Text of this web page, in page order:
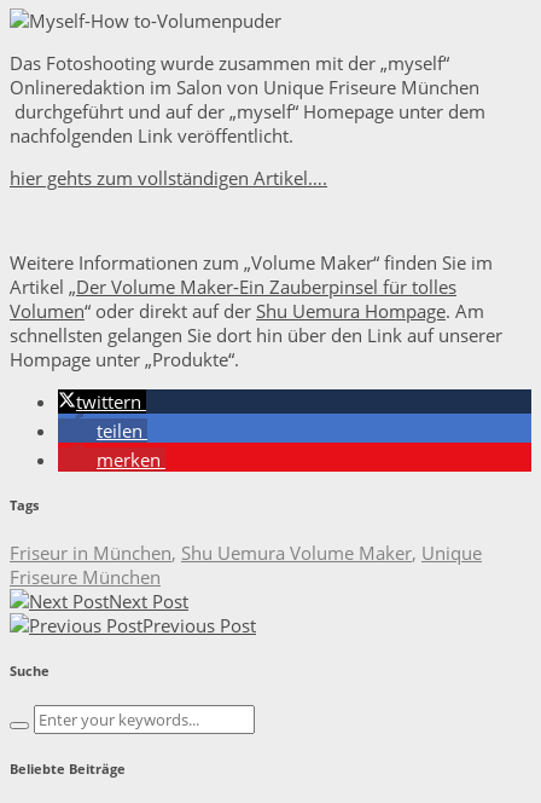
Das Fotoshooting wurde zusammen mit der „myself“
Onlineredaktion im Salon von Unique Friseure München
durchgeführt und auf der „myself“ Homepage unter dem
nachfolgenden Link veröffentlicht.
hier gehts zum vollständigen Artikel….
Weitere Informationen zum „Volume Maker“ finden Sie im
Artikel „Der Volume Maker-Ein Zauberpinsel für tolles
Volumen“ oder direkt auf der Shu Uemura Hompage. Am
schnellsten gelangen Sie dort hin über den Link auf unserer
Hompage unter „Produkte“.
twittern
teilen
merken
Tags
Friseur in München, Shu Uemura Volume Maker, Unique
Friseure München
Next Post
Previous Post
Suche
Beliebte Beiträge